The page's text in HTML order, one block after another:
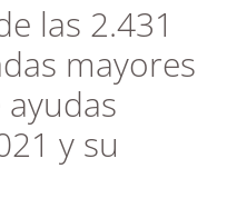
las 2.431
mayores
y su